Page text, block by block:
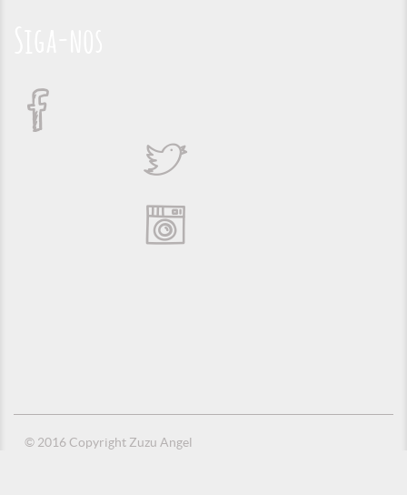
© 2016 Copyright Zuzu Angel